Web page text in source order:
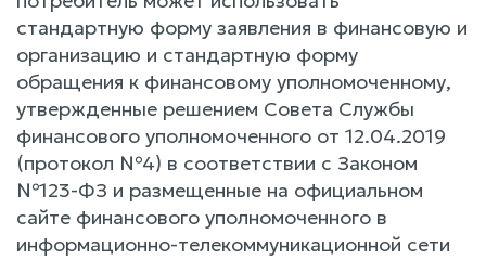
стандартную форму заявления в финансовую и
организацию и стандартную форму
обращения к финансовому уполномоченному,
утвержденные решением Совета Службы
финансового уполномоченного от 12.04.2019
(протокол №4) в соответствии с Законом
№123-ФЗ и размещенные на официальном
сайте финансового уполномоченного в
информационно-телекоммуникационной сети